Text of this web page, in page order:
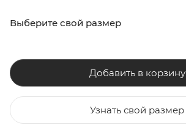
Выберите свой размер
Добавить в корзину
Узнать свой размер